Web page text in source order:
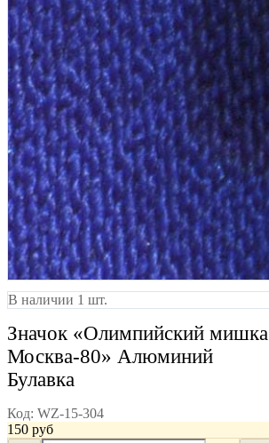
В наличии 1 шт.
Значок «Олимпийский мишка
Москва-80» Алюминий
Булавка
Код: WZ-15-304
150 руб